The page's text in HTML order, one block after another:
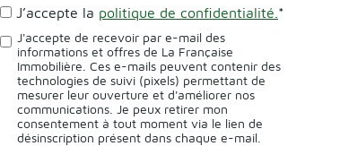
J’accepte la politique de confidentialité. *
J'accepte de recevoir par e-mail des
informations et offres de La Française
Immobilière. Ces e-mails peuvent contenir des
technologies de suivi (pixels) permettant de
mesurer leur ouverture et d'améliorer nos
communications. Je peux retirer mon
consentement à tout moment via le lien de
désinscription présent dans chaque e-mail.